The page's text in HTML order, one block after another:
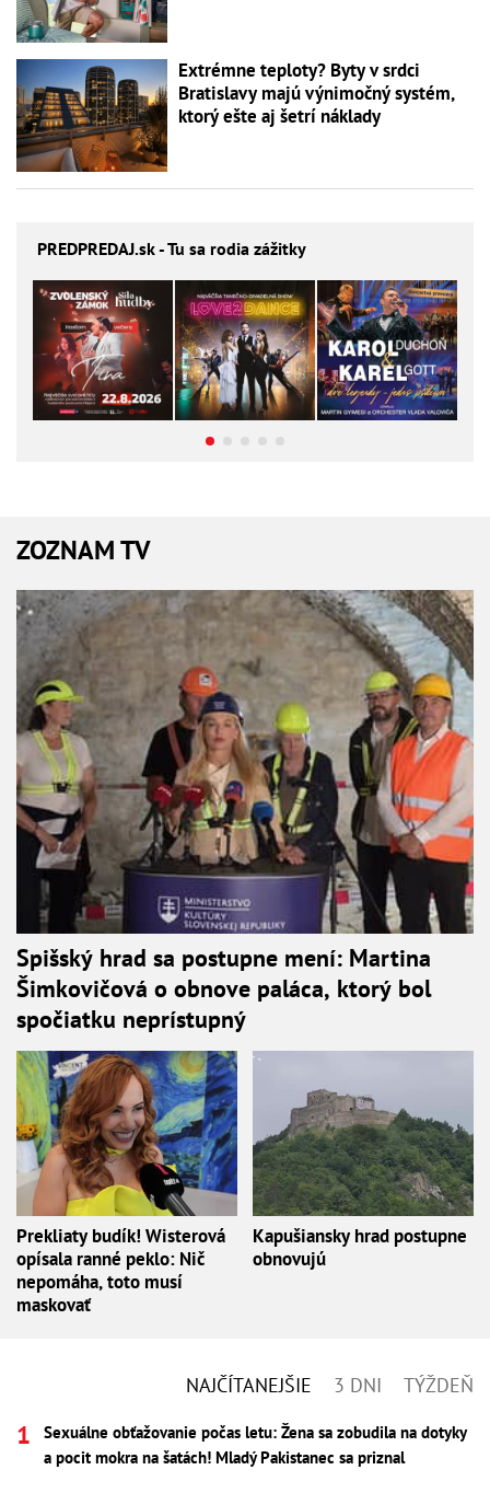
Extrémne teploty? Byty v srdci
Bratislavy majú výnimočný systém,
ktorý ešte aj šetrí náklady
PREDPREDAJ.sk - Tu sa rodia zážitky
ZOZNAM TV
Spišský hrad sa postupne mení: Martina
Šimkovičová o obnove paláca, ktorý bol
spočiatku neprístupný
Prekliaty budík! Wisterová
opísala ranné peklo: Nič
nepomáha, toto musí
maskovať
Kapušiansky hrad postupne
obnovujú
NAJČÍTANEJŠIE 3 DNI TÝŽDEŇ
Sexuálne obťažovanie počas letu: Žena sa zobudila na dotyky
a pocit mokra na šatách! Mladý Pakistanec sa priznal